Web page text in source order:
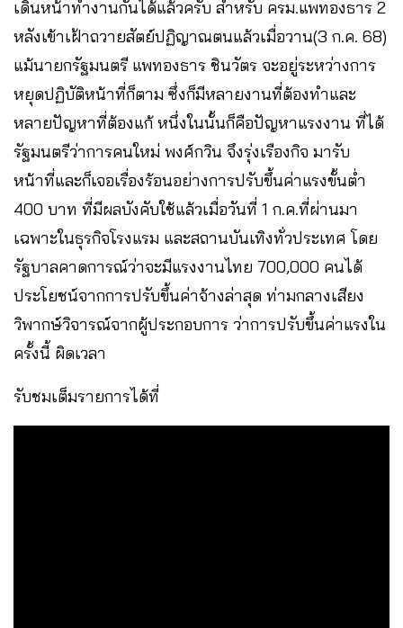
เดินหน้าทำงานกันได้แล้วครับ สำหรับ ครม.แพทองธาร 2
หลังเข้าเฝ้าถวายสัตย์ปฏิญาณตนแล้วเมื่อวาน(3 ก.ค. 68)
แม้นายกรัฐมนตรี แพทองธาร ชินวัตร จะอยู่ระหว่างการ
หยุดปฏิบัติหน้าที่ก็ตาม ซึ่งก็มีหลายงานที่ต้องทำและ
หลายปัญหาที่ต้องแก้ หนึ่งในนั้นก็คือปัญหาแรงงาน ที่ได้
รัฐมนตรีว่าการคนใหม่ พงศ์กวิน จึงรุ่งเรืองกิจ มารับ
หน้าที่และก็เจอเรื่องร้อนอย่างการปรับขึ้นค่าแรงขั้นต่ำ
400 บาท ที่มีผลบังคับใช้แล้วเมื่อวันที่ 1 ก.ค.ที่ผ่านมา
เฉพาะในธุรกิจโรงแรม และสถานบันเทิงทั่วประเทศ โดย
รัฐบาลคาดการณ์ว่าจะมีแรงงานไทย 700,000 คนได้
ประโยชน์จากการปรับขึ้นค่าจ้างล่าสุด ท่ามกลางเสียง
วิพากษ์วิจารณ์จากผู้ประกอบการ ว่าการปรับขึ้นค่าแรงใน
ครั้งนี้ ผิดเวลา
รับชมเต็มรายการได้ที่